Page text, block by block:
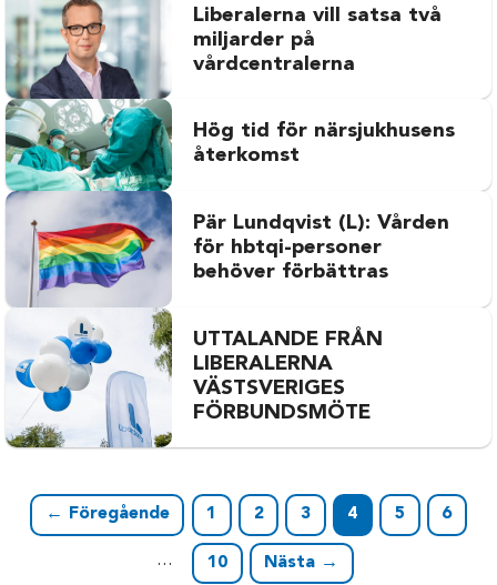
Liberalerna vill satsa två
miljarder på
vårdcentralerna
Hög tid för närsjukhusens
återkomst
Pär Lundqvist (L): Vården
för hbtqi-personer
behöver förbättras
UTTALANDE FRÅN
LIBERALERNA
VÄSTSVERIGES
FÖRBUNDSMÖTE
← Föregående 1 2 3 4 5 6
… 10 Nästa →